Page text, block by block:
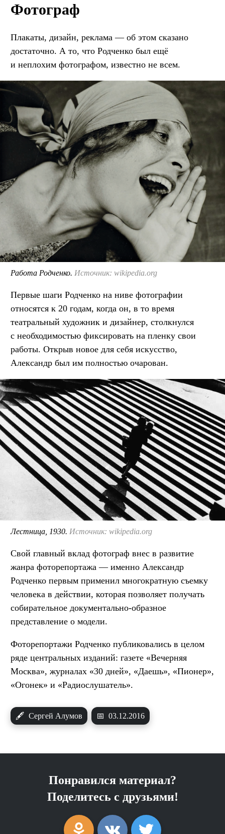
Фотограф
Плакаты, дизайн, реклама — об этом сказано
достаточно. А то, что Родченко был ещё
и неплохим фотографом, известно не всем.
Работа Родченко. Источник: wikipedia.org
Первые шаги Родченко на ниве фотографии
относятся к 20 годам, когда он, в то время
театральный художник и дизайнер, столкнулся
с необходимостью фиксировать на пленку свои
работы. Открыв новое для себя искусство,
Александр был им полностью очарован.
Лестница, 1930. Источник: wikipedia.org
Свой главный вклад фотограф внес в развитие
жанра фоторепортажа — именно Александр
Родченко первым применил многократную съемку
человека в действии, которая позволяет получать
собирательное документально-образное
представление о модели.
Фоторепортажи Родченко публиковались в целом
ряде центральных изданий: газете «Вечерняя
Москва», журналах «30 дней», «Даешь», «Пионер»,
«Огонек» и «Радиослушатель».
🖋 Сергей Алумов 📅 03.12.2016
Понравился материал?
Поделитесь с друзьями!